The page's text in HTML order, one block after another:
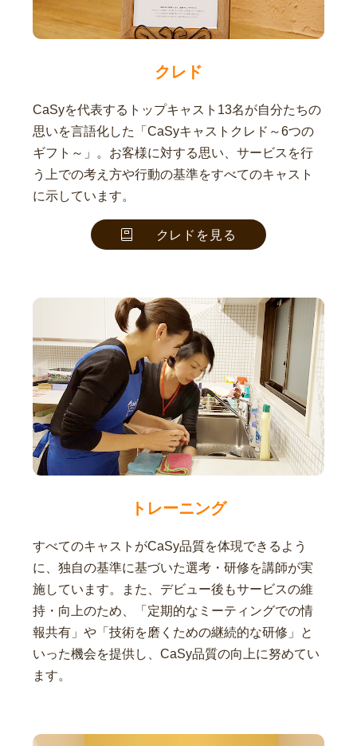
クレド
CaSyを代表するトップキャスト13名が自分たちの
思いを言語化した「CaSyキャストクレド～6つの
ギフト～」。お客様に対する思い、サービスを行
う上での考え方や行動の基準をすべてのキャスト
に示しています。
クレドを見る
トレーニング
すべてのキャストがCaSy品質を体現できるよう
に、独自の基準に基づいた選考・研修を講師が実
施しています。また、デビュー後もサービスの維
持・向上のため、「定期的なミーティングでの情
報共有」や「技術を磨くための継続的な研修」と
いった機会を提供し、CaSy品質の向上に努めてい
ます。